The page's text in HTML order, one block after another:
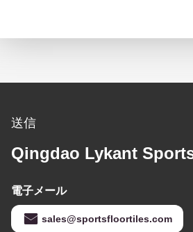
送信
Qingdao Lykant
電子メール
sales@sportsfloortiles.com